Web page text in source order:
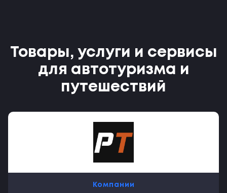
Товары, услуги и сервисы
для автотуризма и
путешествий
Компании